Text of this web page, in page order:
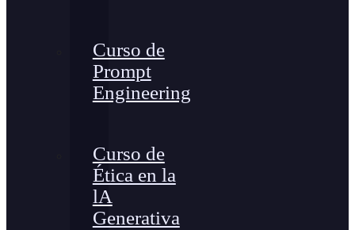
Curso de
Prompt
Engineering
Curso de
Ética en la
lA
Generativa